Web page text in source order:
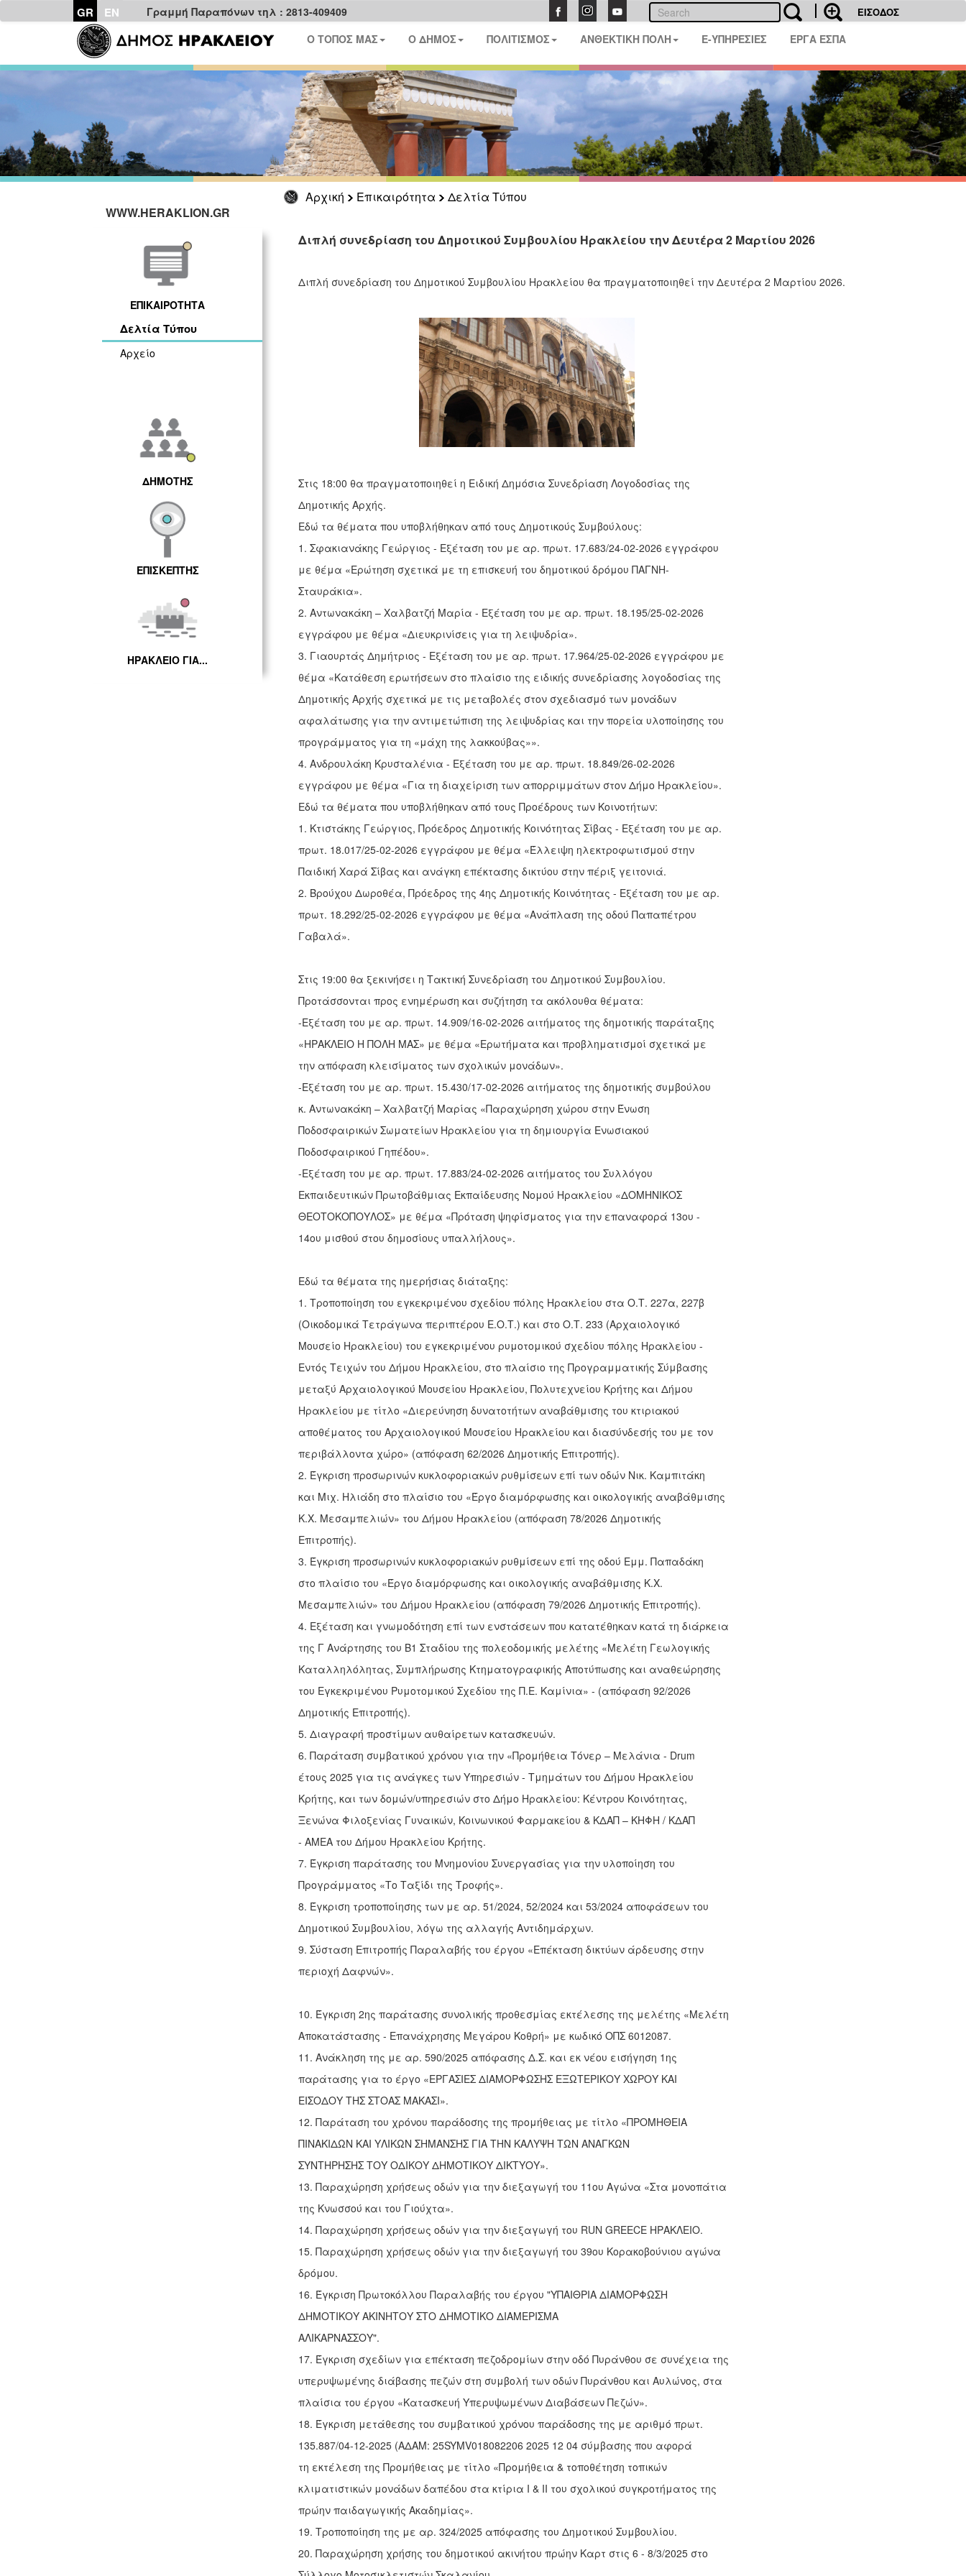
GR EN Γραμμή Παραπόνων τηλ : 2813-409409 ΕΙΣΟΔΟΣ
Ο ΤΟΠΟΣ ΜΑΣ Ο ΔΗΜΟΣ ΠΟΛΙΤΙΣΜΟΣ ΑΝΘΕΚΤΙΚΗ ΠΟΛΗ E-ΥΠΗΡΕΣΙΕΣ ΕΡΓΑ ΕΣΠΑ
Αρχική Επικαιρότητα
Δελτία Τύπου
WWW.HERAKLION.GR
ΕΠΙΚΑΙΡΟΤΗΤΑ
Δελτία Τύπου
Αρχείο
ΔΗΜΟΤΗΣ
ΕΠΙΣΚΕΠΤΗΣ
ΗΡΑΚΛΕΙΟ ΓΙΑ...
Διπλή συνεδρίαση του Δημοτικού Συμβουλίου Ηρακλείου την Δευτέρα 2 Μαρτίου 2026
Διπλή συνεδρίαση του Δημοτικού Συμβουλίου Ηρακλείου θα πραγματοποιηθεί την Δευτέρα 2 Μαρτίου 2026.
Στις 18:00 θα πραγματοποιηθεί η Ειδική Δημόσια Συνεδρίαση Λογοδοσίας της
Δημοτικής Αρχής.
Εδώ τα θέματα που υποβλήθηκαν από τους Δημοτικούς Συμβούλους:
1. Σφακιανάκης Γεώργιος - Εξέταση του με αρ. πρωτ. 17.683/24-02-2026 εγγράφου
με θέμα «Ερώτηση σχετικά με τη επισκευή του δημοτικού δρόμου ΠΑΓΝΗ-
Σταυράκια».
2. Αντωνακάκη – Χαλβατζή Μαρία - Εξέταση του με αρ. πρωτ. 18.195/25-02-2026
εγγράφου με θέμα «Διευκρινίσεις για τη λειψυδρία».
3. Γιαουρτάς Δημήτριος - Εξέταση του με αρ. πρωτ. 17.964/25-02-2026 εγγράφου με
θέμα «Κατάθεση ερωτήσεων στο πλαίσιο της ειδικής συνεδρίασης λογοδοσίας της
Δημοτικής Αρχής σχετικά με τις μεταβολές στον σχεδιασμό των μονάδων
αφαλάτωσης για την αντιμετώπιση της λειψυδρίας και την πορεία υλοποίησης του
προγράμματος για τη «μάχη της λακκούβας»».
4. Ανδρουλάκη Κρυσταλένια - Εξέταση του με αρ. πρωτ. 18.849/26-02-2026
εγγράφου με θέμα «Για τη διαχείριση των απορριμμάτων στον Δήμο Ηρακλείου».
Εδώ τα θέματα που υποβλήθηκαν από τους Προέδρους των Κοινοτήτων:
1. Κτιστάκης Γεώργιος, Πρόεδρος Δημοτικής Κοινότητας Σίβας - Εξέταση του με αρ.
πρωτ. 18.017/25-02-2026 εγγράφου με θέμα «Έλλειψη ηλεκτροφωτισμού στην
Παιδική Χαρά Σίβας και ανάγκη επέκτασης δικτύου στην πέριξ γειτονιά.
2. Βρούχου Δωροθέα, Πρόεδρος της 4ης Δημοτικής Κοινότητας - Εξέταση του με αρ.
πρωτ. 18.292/25-02-2026 εγγράφου με θέμα «Ανάπλαση της οδού Παπαπέτρου
Γαβαλά».
Στις 19:00 θα ξεκινήσει η Τακτική Συνεδρίαση του Δημοτικού Συμβουλίου.
Προτάσσονται προς ενημέρωση και συζήτηση τα ακόλουθα θέματα:
-Εξέταση του με αρ. πρωτ. 14.909/16-02-2026 αιτήματος της δημοτικής παράταξης
«ΗΡΑΚΛΕΙΟ Η ΠΟΛΗ ΜΑΣ» με θέμα «Ερωτήματα και προβληματισμοί σχετικά με
την απόφαση κλεισίματος των σχολικών μονάδων».
-Εξέταση του με αρ. πρωτ. 15.430/17-02-2026 αιτήματος της δημοτικής συμβούλου
κ. Αντωνακάκη – Χαλβατζή Μαρίας «Παραχώρηση χώρου στην Ένωση
Ποδοσφαιρικών Σωματείων Ηρακλείου για τη δημιουργία Ενωσιακού
Ποδοσφαιρικού Γηπέδου».
-Εξέταση του με αρ. πρωτ. 17.883/24-02-2026 αιτήματος του Συλλόγου
Εκπαιδευτικών Πρωτοβάθμιας Εκπαίδευσης Νομού Ηρακλείου «ΔΟΜΗΝΙΚΟΣ
ΘΕΟΤΟΚΟΠΟΥΛΟΣ» με θέμα «Πρόταση ψηφίσματος για την επαναφορά 13ου -
14ου μισθού στου δημοσίους υπαλλήλους».
Εδώ τα θέματα της ημερήσιας διάταξης:
1. Τροποποίηση του εγκεκριμένου σχεδίου πόλης Ηρακλείου στα Ο.Τ. 227α, 227β
(Οικοδομικά Τετράγωνα περιπτέρου Ε.Ο.Τ.) και στο Ο.Τ. 233 (Αρχαιολογικό
Μουσείο Ηρακλείου) του εγκεκριμένου ρυμοτομικού σχεδίου πόλης Ηρακλείου -
Εντός Τειχών του Δήμου Ηρακλείου, στο πλαίσιο της Προγραμματικής Σύμβασης
μεταξύ Αρχαιολογικού Μουσείου Ηρακλείου, Πολυτεχνείου Κρήτης και Δήμου
Ηρακλείου με τίτλο «Διερεύνηση δυνατοτήτων αναβάθμισης του κτιριακού
αποθέματος του Αρχαιολογικού Μουσείου Ηρακλείου και διασύνδεσής του με τον
περιβάλλοντα χώρο» (απόφαση 62/2026 Δημοτικής Επιτροπής).
2. Έγκριση προσωρινών κυκλοφοριακών ρυθμίσεων επί των οδών Νικ. Καμπιτάκη
και Μιχ. Ηλιάδη στο πλαίσιο του «Έργο διαμόρφωσης και οικολογικής αναβάθμισης
Κ.Χ. Μεσαμπελιών» του Δήμου Ηρακλείου (απόφαση 78/2026 Δημοτικής
Επιτροπής).
3. Έγκριση προσωρινών κυκλοφοριακών ρυθμίσεων επί της οδού Εμμ. Παπαδάκη
στο πλαίσιο του «Έργο διαμόρφωσης και οικολογικής αναβάθμισης Κ.Χ.
Μεσαμπελιών» του Δήμου Ηρακλείου (απόφαση 79/2026 Δημοτικής Επιτροπής).
4. Εξέταση και γνωμοδότηση επί των ενστάσεων που κατατέθηκαν κατά τη διάρκεια
της Γ Ανάρτησης του Β1 Σταδίου της πολεοδομικής μελέτης «Μελέτη Γεωλογικής
Καταλληλόλητας, Συμπλήρωσης Κτηματογραφικής Αποτύπωσης και αναθεώρησης
του Εγκεκριμένου Ρυμοτομικού Σχεδίου της Π.Ε. Καμίνια» - (απόφαση 92/2026
Δημοτικής Επιτροπής).
5. Διαγραφή προστίμων αυθαίρετων κατασκευών.
6. Παράταση συμβατικού χρόνου για την «Προμήθεια Τόνερ – Μελάνια - Drum
έτους 2025 για τις ανάγκες των Υπηρεσιών - Τμημάτων του Δήμου Ηρακλείου
Κρήτης, και των δομών/υπηρεσιών στο Δήμο Ηρακλείου: Κέντρου Κοινότητας,
Ξενώνα Φιλοξενίας Γυναικών, Κοινωνικού Φαρμακείου & ΚΔΑΠ – ΚΗΦΗ / ΚΔΑΠ
- ΑΜΕΑ του Δήμου Ηρακλείου Κρήτης.
7. Έγκριση παράτασης του Μνημονίου Συνεργασίας για την υλοποίηση του
Προγράμματος «Το Ταξίδι της Τροφής».
8. Έγκριση τροποποίησης των με αρ. 51/2024, 52/2024 και 53/2024 αποφάσεων του
Δημοτικού Συμβουλίου, λόγω της αλλαγής Αντιδημάρχων.
9. Σύσταση Επιτροπής Παραλαβής του έργου «Επέκταση δικτύων άρδευσης στην
περιοχή Δαφνών».
10. Έγκριση 2ης παράτασης συνολικής προθεσμίας εκτέλεσης της μελέτης «Μελέτη
Αποκατάστασης - Επανάχρησης Μεγάρου Κοθρή» με κωδικό ΟΠΣ 6012087.
11. Ανάκληση της με αρ. 590/2025 απόφασης Δ.Σ. και εκ νέου εισήγηση 1ης
παράτασης για το έργο «ΕΡΓΑΣΙΕΣ ΔΙΑΜΟΡΦΩΣΗΣ ΕΞΩΤΕΡΙΚΟΥ ΧΩΡΟΥ ΚΑΙ
ΕΙΣΟΔΟΥ ΤΗΣ ΣΤΟΑΣ ΜΑΚΑΣΙ».
12. Παράταση του χρόνου παράδοσης της προμήθειας με τίτλο «ΠΡΟΜΗΘΕΙΑ
ΠΙΝΑΚΙΔΩΝ ΚΑΙ ΥΛΙΚΩΝ ΣΗΜΑΝΣΗΣ ΓΙΑ ΤΗΝ ΚΑΛΥΨΗ ΤΩΝ ΑΝΑΓΚΩΝ
ΣΥΝΤΗΡΗΣΗΣ ΤΟΥ ΟΔΙΚΟΥ ΔΗΜΟΤΙΚΟΥ ΔΙΚΤΥΟΥ».
13. Παραχώρηση χρήσεως οδών για την διεξαγωγή του 11ου Αγώνα «Στα μονοπάτια
της Κνωσσού και του Γιούχτα».
14. Παραχώρηση χρήσεως οδών για την διεξαγωγή του RUN GREECE ΗΡΑΚΛΕΙΟ.
15. Παραχώρηση χρήσεως οδών για την διεξαγωγή του 39ου Κορακοβούνιου αγώνα
δρόμου.
16. Έγκριση Πρωτοκόλλου Παραλαβής του έργου "ΥΠΑΙΘΡΙΑ ΔΙΑΜΟΡΦΩΣΗ
ΔΗΜΟΤΙΚΟΥ ΑΚΙΝΗΤΟΥ ΣΤΟ ΔΗΜΟΤΙΚΟ ΔΙΑΜΕΡΙΣΜΑ
ΑΛΙΚΑΡΝΑΣΣΟΥ".
17. Έγκριση σχεδίων για επέκταση πεζοδρομίων στην οδό Πυράνθου σε συνέχεια της
υπερυψωμένης διάβασης πεζών στη συμβολή των οδών Πυράνθου και Αυλώνος, στα
πλαίσια του έργου «Κατασκευή Υπερυψωμένων Διαβάσεων Πεζών».
18. Έγκριση μετάθεσης του συμβατικού χρόνου παράδοσης της με αριθμό πρωτ.
135.887/04-12-2025 (ΑΔΑΜ: 25SYMV018082206 2025 12 04 σύμβασης που αφορά
τη εκτέλεση της Προμήθειας με τίτλο «Προμήθεια & τοποθέτηση τοπικών
κλιματιστικών μονάδων δαπέδου στα κτίρια Ι & ΙΙ του σχολικού συγκροτήματος της
πρώην παιδαγωγικής Ακαδημίας».
19. Τροποποίηση της με αρ. 324/2025 απόφασης του Δημοτικού Συμβουλίου.
20. Παραχώρηση χρήσης του δημοτικού ακινήτου πρώην Καρτ στις 6 - 8/3/2025 στο